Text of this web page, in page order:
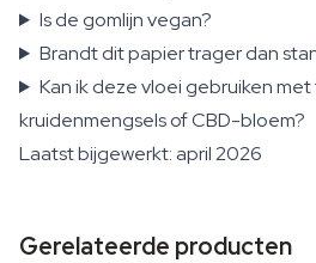
Is de gomlijn vegan?
Brandt dit papier trager dan
Kan ik deze vloei gebruiken
kruidenmengsels of CBD-bloem?
Laatst bijgewerkt: april 2026
Gerelateerde producten